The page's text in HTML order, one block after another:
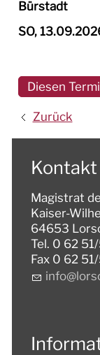
Bürstadt
SO,
Diesen
Zurück
Kontakt
Magistrat
Kaiser-
64653
Tel. 0 62
Fax 0 62
nf
l